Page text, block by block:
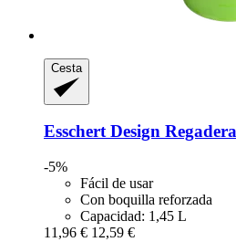
Cesta
Esschert Design
-5%
Fácil de usar
Con boquilla reforzada
Capacidad: 1,45 L
11,96 € 12,59 €